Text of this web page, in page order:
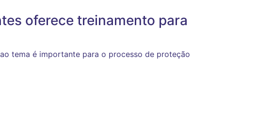
oferece treinamento para
tema é importante para o processo de proteção